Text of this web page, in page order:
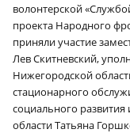
волонтерской
проекта Народного
приняли участие
Лев Скитневский,
Нижегородской
стационарного
социального
области Татьяна